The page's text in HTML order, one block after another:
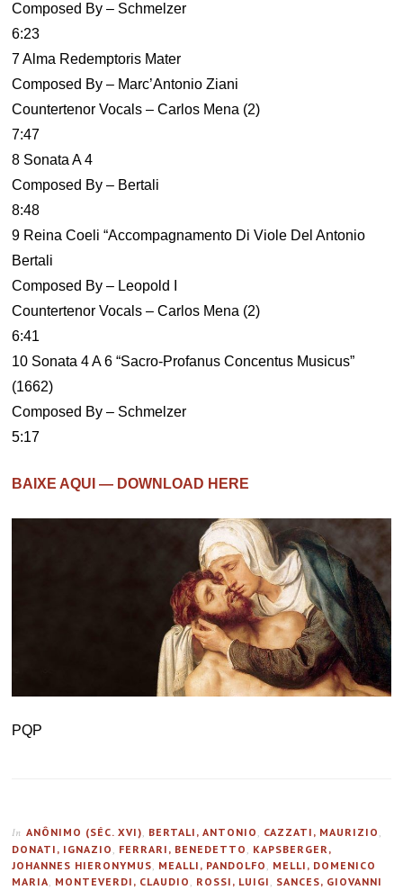
Composed By – Schmelzer
6:23
7 Alma Redemptoris Mater
Composed By – Marc’Antonio Ziani
Countertenor Vocals – Carlos Mena (2)
7:47
8 Sonata A 4
Composed By – Bertali
8:48
9 Reina Coeli “Accompagnamento Di Viole Del Antonio
Bertali
Composed By – Leopold I
Countertenor Vocals – Carlos Mena (2)
6:41
10 Sonata 4 A 6 “Sacro-Profanus Concentus Musicus”
(1662)
Composed By – Schmelzer
5:17
BAIXE AQUI — DOWNLOAD HERE
PQP
In ANÔNIMO (SÉC. XVI) BERTALI, ANTONIO CAZZATI, MAURIZIO
DONATI, IGNAZIO
FERRARI, BENEDETTO
KAPSBERGER,
JOHANNES HIERONYMUS MEALLI, PANDOLFO
MELLI, DOMENICO
MARIA MONTEVERDI, CLAUDIO ROSSI, LUIGI
SANCES, GIOVANNI